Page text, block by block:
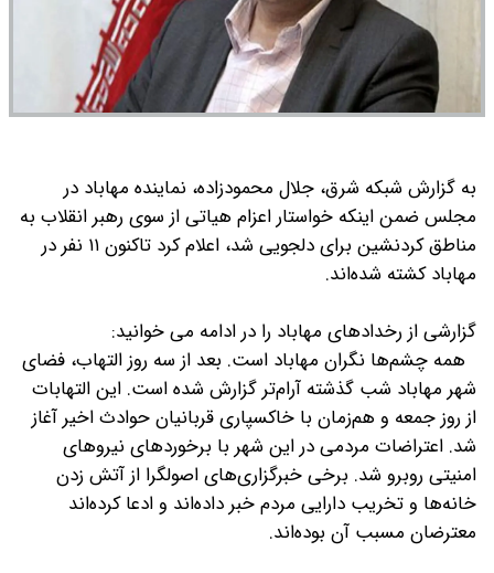
به گزارش شبکه شرق، جلال محمودزاده، نماینده مهاباد در
مجلس ضمن اینکه خواستار اعزام هیاتی از سوی رهبر انقلاب به
مناطق کردنشین برای دلجویی شد، اعلام کرد تاکنون ۱۱ نفر در
مهاباد کشته‌ شده‌اند.
گزارشی از رخدادهای مهاباد را در ادامه می خوانید:
همه چشم‌ها نگران مهاباد است. بعد از سه روز التهاب، فضای
شهر مهاباد شب گذشته آرام‌تر گزارش شده است. این التهابات
از روز جمعه و هم‌زمان با خاکسپاری قربانیان حوادث اخیر آغاز
شد. اعتراضات مردمی در این شهر با برخوردهای نیروهای
امنیتی روبرو شد. برخی خبرگزاری‌های اصولگرا از آتش زدن
خانه‌ها و تخریب دارایی مردم خبر داده‌اند و ادعا کرده‌اند
معترضان مسبب آن بوده‌اند.